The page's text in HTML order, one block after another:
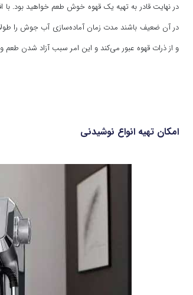
در نهایت قادر به تهیه یک قهوه خوش طعم خواهید بود. با
در آن ضعیف باشند مدت زمان آماده‌سازی آب جوش را
و از ذرات قهوه عبور می‌کند و این امر سبب آزاد شدن طعم
امکان تهیه انواع نوشیدنی